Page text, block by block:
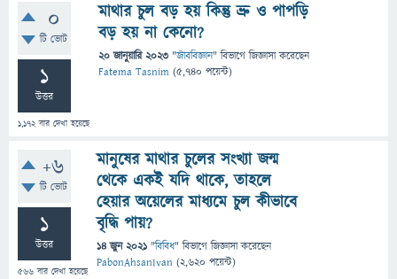
0
টি ভোট
1
উত্তর
1,172বার দেখা হয়েছে
মাথার চুল বড় হয় কিন্তু ভ্রু ও পাপড়ি
বড় হয় না কেনো?
20 জানুয়ারি 2023 "জীববিজ্ঞান" বিভাগে জিজ্ঞাসাকরেছেন
Fatema Tasnim (5,740 পয়েন্ট)
+6
টি ভোট
1
উত্তর
566 বার দেখা হয়েছে
মানুষের মাথার চুলের সংখ্যা জন্ম
থেকে একই যদি থাকে, তাহলে
হেয়ার অয়েলের মাধ্যমে চুল কীভাবে
বৃদ্ধি পায়?
14 জুন 2021 "বিবিধ" বিভাগে জিজ্ঞাসাকরেছেন
PabonAhsanIvan (2,620 পয়েন্ট)